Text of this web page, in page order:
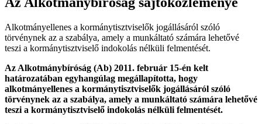
Alkotmányellenes a kormánytisztviselők jogállásáról szóló
törvénynek az a szabálya, amely a munkáltató számára lehetővé
teszi a kormánytisztviselő indokolás nélküli felmentését.
Az Alkotmánybíróság (Ab) 2011. február 15-én kelt
határozatában egyhangúlag megállapította, hogy
alkotmányellenes a kormánytisztviselők jogállásáról szóló
törvénynek az a szabálya, amely a munkáltató számára lehetővé
teszi a kormánytisztviselő indokolás nélküli felmentését.